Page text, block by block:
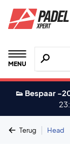
MENU
Zoeken
👟 Bespaar -
Terug | Head